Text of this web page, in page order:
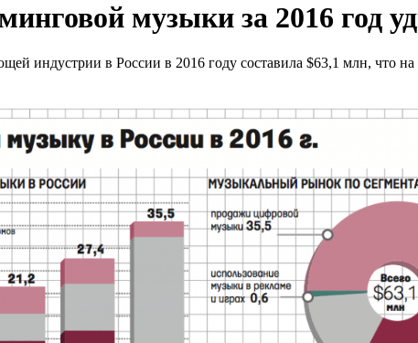
музыки за 2016 год
индустрии в России в 2016 году составила $63,1 млн, что